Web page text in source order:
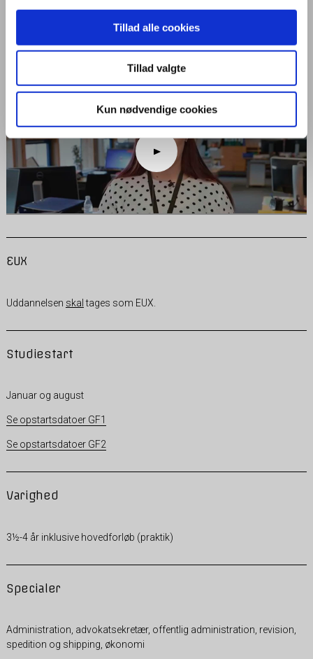
Tillad alle cookies
Tillad valgte
Kun nødvendige cookies
På kontoruddannelsen får du en grundlæggende viden om mundtlig
kontakt med kunder og service, og du arbejder med tekstbehandling,
regneark, databaser og andre IT-programmer.
EUX
Uddannelsen skaltages som EUX.
Studiestart
Januar og august
Se opstartsdatoer GF1
Se opstartsdatoer GF2
Varighed
3½-4 år inklusive hovedforløb (praktik)
Specialer
Administration, advokatsekretær, offentlig administration, revision,
spedition og shipping, økonomi